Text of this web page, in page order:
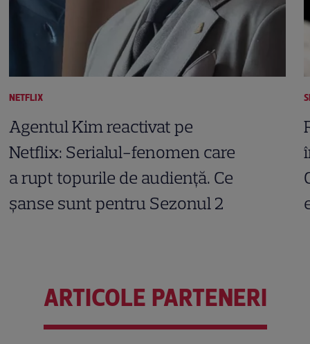
NETFLIX
Agentul Kim reactivat pe
Netflix: Serialul-fenomen care
a rupt topurile de audiență. Ce
șanse sunt pentru Sezonul 2
ARTICOLE PARTENERI